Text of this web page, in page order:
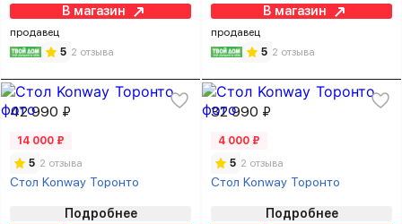
В магазин
продавец
5 2 отзыва
В магазин
продавец
5 2 отзыва
42 990 ₽
14 000 ₽
5 2 отзыва
Стол Konway Торонто
Подробнее
32 990 ₽
4 000 ₽
5 2 отзыва
Стол Konway Торонто
Подробнее